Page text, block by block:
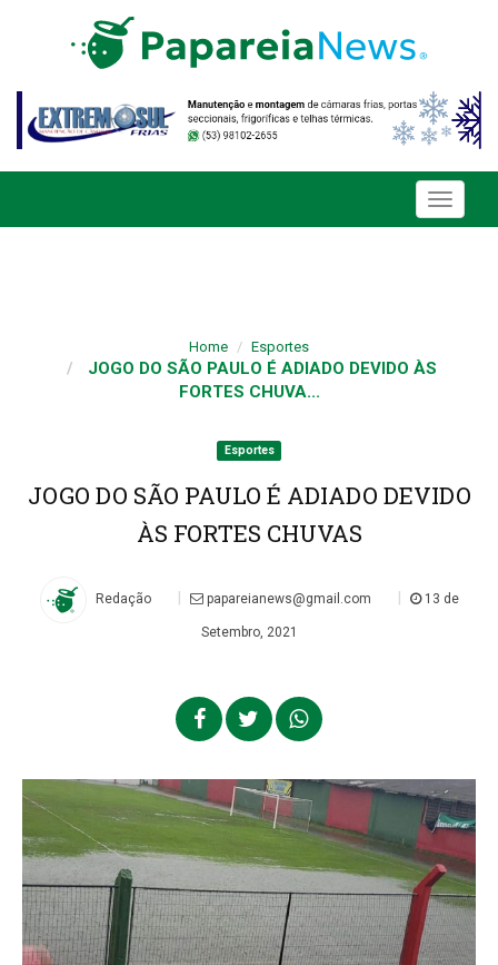
Toggle
Home Esportes
JOGO DO SÃO PAULO É ADIADO DEVIDO ÀS
FORTES CHUVA...
Esportes
JOGO DO SÃO PAULO É ADIADO DEVIDO
ÀS FORTES CHUVAS
Redação | papareianews@gmail.com | 13 de
Setembro, 2021